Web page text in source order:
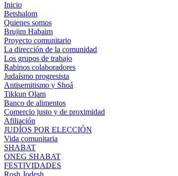
Inicio
Betshalom
Quienes somos
Brujim Habaim
Proyecto comunitario
La dirección de la comunidad
Los grupos de trabajo
Rabinos colaboradores
Judaísmo progresista
Antisemitismo y Shoá
Tikkun Olam
Banco de alimentos
Comercio justo y de proximidad
Afiliación
JUDÍOS POR ELECCIÓN
Vida comunitaria
SHABAT
ONEG SHABAT
FESTIVIDADES
Rosh Jodesh